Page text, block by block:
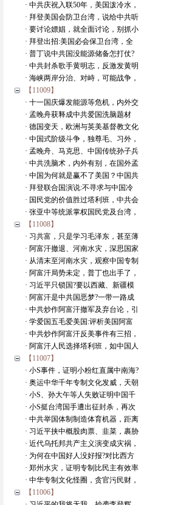
· 中共庆祝入联50年，美国泼冷水，
· 拜登美国会防卫台湾，说给中共听
· 要讨论嫖娼，就全面讨论，别抓小
· 拜登出招:美国必会保卫台湾，全
· 普丁说中共国没能源储备怎打仗?
· 中共封杀歌手黄明志，反激发黄明
· 海峡两岸分治、对峙，可能战争，
【11009】
· 十一国庆爆发能源等危机，内外交
· 孟晚舟获释成中共爱国洗脑题材
· 德国变天，欧洲与英美基督教文化
· 中国式阶级斗争，独尊毛、习外，
· 孟晚舟、马克思、中国传统孙子兵
· 中共洗脑术，内外有别，在国外孟
· 中国为何就是赢不了美国？中国共
· 拜登联合国演说:不寻求与中国冷
· 国民党的价值胜过塔利班，中共会
· 张亚中等统派掌权国民党及台湾，
【11008】
· 习共富，只是学习毛泽东，甚至薄
· 阿富汗撤退、河南水灾，深思国家
· 从清末至河南水灾，观察中国专制
· 阿富汗局势未定，普丁也出手了，
· 习近平只锁国?要以西藏、新疆模
· 阿富汗是中共国恶梦?一带一路成
· 中共炒作阿富汗撤军及弃台论，引
· 学爱国五毛爱美国:评析美国阿富
· 中共炒作阿富汗反美事件有三招，
· 阿富汗人民选择塔利班，如中国人
【11007】
· 小S事件，证明小粉红直属中南海?
· 奥运中华千年专制文化发威，天朝
· 小S、孙大午等人失败证明中国千
· 小S挺台湾国手遭出征封杀，再次
· 中共举国体制制造体育机器，距离
· 习近平挟中概股肉票、韭菜，裹胁
· 近代乌托邦共产主义演变成灾祸，
· 为何在中国好人没好报?对比西方
· 郑州水灾，证明专制比民主有效率
· 中华专制文化怪圈，贪官污民财，
【11006】